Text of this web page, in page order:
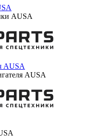
AUSA
AUSA
AUSA